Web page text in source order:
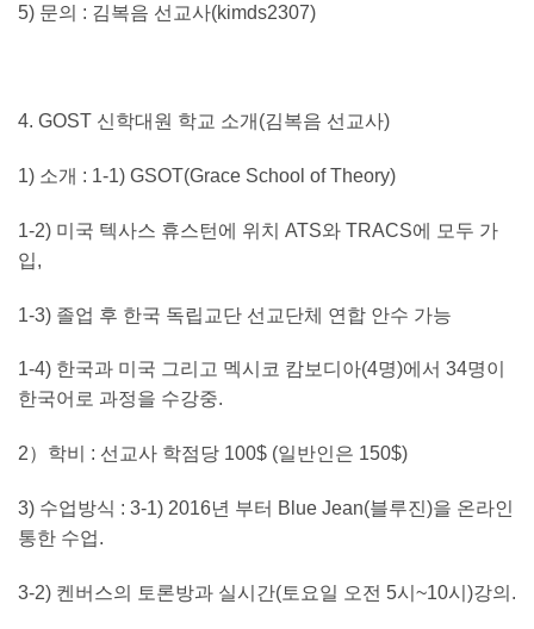
5) 문의 : 김복음 선교사(kimds2307)
4. GOST 신학대원 학교 소개 (김복음 선교사)
1) 소개 : 1-1) GSOT(Grace School of Theory)
1-2) 미국 텍사스 휴스턴에 위치 ATS와 TRACS에 모두 가
입,
1-3) 졸업 후 한국 독립교단 선교단체 연합 안수 가능
1-4) 한국과 미국 그리고 멕시코 캄보디아(4명)에서 34명이
한국어로 과정을 수강중.
2）학비 : 선교사 학점당 100$ (일반인은 150$)
3) 수업방식 : 3-1) 2016년 부터 Blue Jean(블루진 )을 온라인
통한 수업.
3-2) 켄버스의 토론방과 실시간(토요일 오전 5시 ~10시 )강의 .